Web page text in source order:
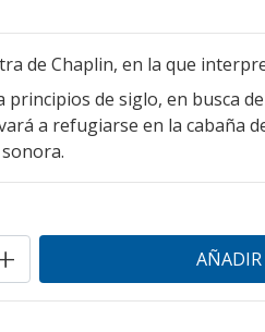
de Chaplin, en la que
principios de siglo, en busca
a refugiarse en la cabaña